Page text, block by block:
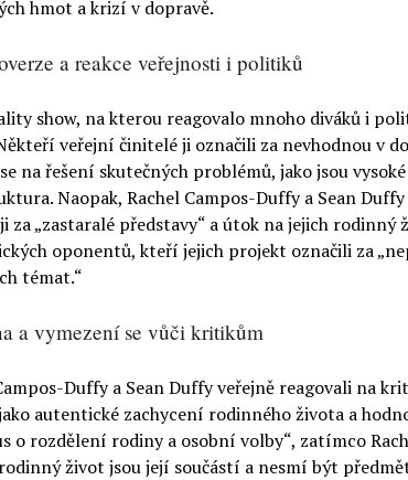
hmot a krizí v dopravě.
a reakce veřejnosti i politiků
show, na kterou reagovalo mnoho diváků i
veřejní činitelé ji označili za nevhodnou v
na řešení skutečných problémů, jako jsou
Naopak, Rachel Campos-Duffy a Sean
za „zastaralé představy“ a útok na jejich
oponentů, kteří jejich projekt označili za
témat.“
a vymezení se vůči kritikům
Duffy a Sean Duffy veřejně reagovali na
autentické zachycení rodinného života a
o rozdělení rodiny a osobní volby“, zatímco
život jsou její součástí a nesmí být